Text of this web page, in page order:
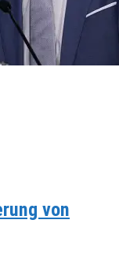
von